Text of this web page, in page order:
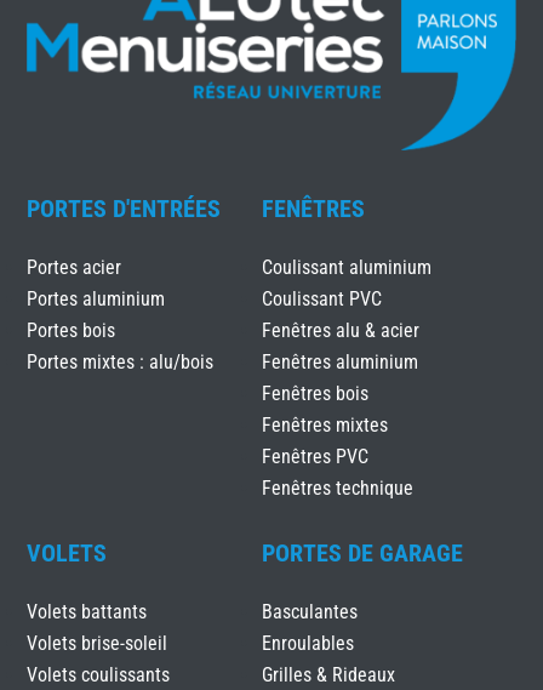
PORTES D'ENTRÉES
Portes acier
Portes aluminium
Portes bois
Portes mixtes : alu/bois
FENÊTRES
Coulissant aluminium
Coulissant PVC
Fenêtres alu & acier
Fenêtres aluminium
Fenêtres bois
Fenêtres mixtes
Fenêtres PVC
Fenêtres technique
VOLETS
Volets battants
Volets brise-soleil
Volets coulissants
PORTES DE GARAGE
Basculantes
Enroulables
Grilles & Rideaux